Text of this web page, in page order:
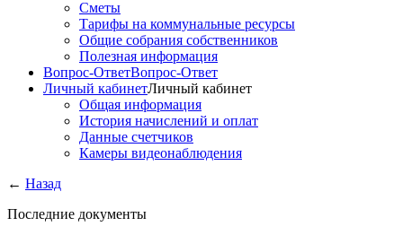
Сметы
Тарифы на коммунальные ресурсы
Общие собрания собственников
Полезная информация
Вопрос-ОтветВопрос-Ответ
Личный кабинетЛичный кабинет
Общая информация
История начислений и оплат
Данные счетчиков
Камеры видеонаблюдения
← Назад
Последние документы